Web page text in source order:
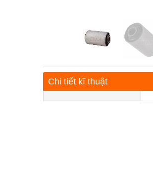
Chi tiết kĩ thuật